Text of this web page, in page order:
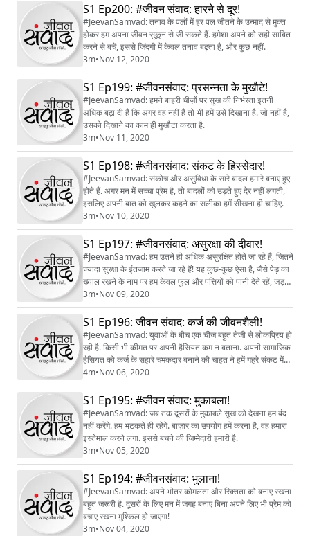
S1 Ep200: #जीवन संवाद: हारने से दूर!
#JeevanSamvad: तनाव के पलों में हर पल जीतने के उन्माद से मुक्त
होकर हम अपना जीवन सुकून से जी सकते हैं. हमेशा अपने को सही साबित
करने से बचें, इससे जिंदगी में केवल तनाव बढ़ता है, और कुछ नहीं.
3m•Nov 12, 2020
S1 Ep199: #जीवनसंवाद: प्रसन्नता के मुखौटे!
#JeevanSamvad: हमने बाहरी चीज़ों पर सुख की निर्भरता इतनी
अधिक बढ़ा दी है कि अगर वह नहीं है तो भी हमें उसे दिखाना है. ‌जो नहीं है,
उसको दिखाने का काम ही मुखौटा करता है.
3m•Nov 11, 2020
S1 Ep198: #जीवनसंवाद: संकट के हिस्सेदार!
#JeevanSamvad: संकोच और असुविधा के सारे बादल हमारे बनाए हुए
होते हैं. अगर मन में सच्चा प्रेम है, तो बादलों को उड़ते हुए देर नहीं लगती,
इसलिए अपनी बात को खुलकर कहने का सलीका हमें सीखना ही चाहिए.
3m•Nov 10, 2020
S1 Ep197: #जीवनसंवाद: असुरक्षा की दीवार!
#JeevanSamvad: हम उतने ही अधिक असुरक्षित होते जा रहे हैं, जितने
ज्यादा सुरक्षा के इंतजाम करते जा रहे हैं! यह कुछ-कुछ ऐसा है, जैसे पेड़ का
ख्याल रखने के नाम पर हम केवल फूल और पत्तियों को पानी देते रहें, जड़
को भूल ही जाएं!
3m•Nov 09, 2020
S1 Ep196: जीवन संवाद: कर्ज की जीवनशैली!
#JeevanSamvad: युवाओं के बीच एक चीज बहुत तेजी से लोकप्रिय हो
रही है. किसी भी कीमत पर अपनी हैसियत कम न बताना. अपनी सामाजिक
हैसियत को कर्ज के सहारे चमकदार बनाने की चाहत ने हमें गहरे संकट में
डाल दिया है.
4m•Nov 06, 2020
S1 Ep195: #जीवन संवाद: मुकाबला!
#JeevanSamvad: जब तक दूसरों के मुकाबले सुख को देखना हम बंद
नहीं करेंगे. हम भटकते ही रहेंगे. बाज़ार का उपयोग हमें करना है, वह हमारा
इस्तेमाल करने लगा. इससे बचने की जिम्मेदारी हमारी है.
3m•Nov 05, 2020
S1 Ep194: #जीवनसंवाद: भुलाना!
#JeevanSamvad: अपने भीतर कोमलता और रिक्तता को बनाए रखना
बहुत जरूरी है. दूसरों के लिए मन में जगह बनाए बिना अपने लिए भी प्रेम को
बचाए रखना मुश्किल हो जाएगा!
3m•Nov 04, 2020